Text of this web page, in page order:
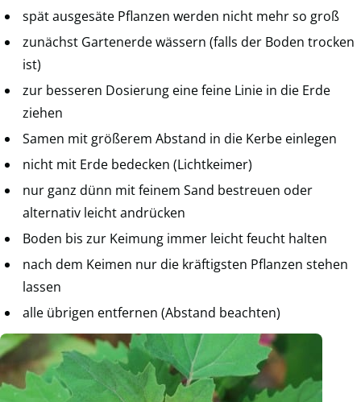
spät ausgesäte Pflanzen werden nicht mehr so groß
zunächst Gartenerde wässern (falls der Boden trocken
ist)
zur besseren Dosierung eine feine Linie in die Erde
ziehen
Samen mit größerem Abstand in die Kerbe einlegen
nicht mit Erde bedecken (Lichtkeimer)
nur ganz dünn mit feinem Sand bestreuen oder
alternativ leicht andrücken
Boden bis zur Keimung immer leicht feucht halten
nach dem Keimen nur die kräftigsten Pflanzen stehen
lassen
alle übrigen entfernen (Abstand beachten)